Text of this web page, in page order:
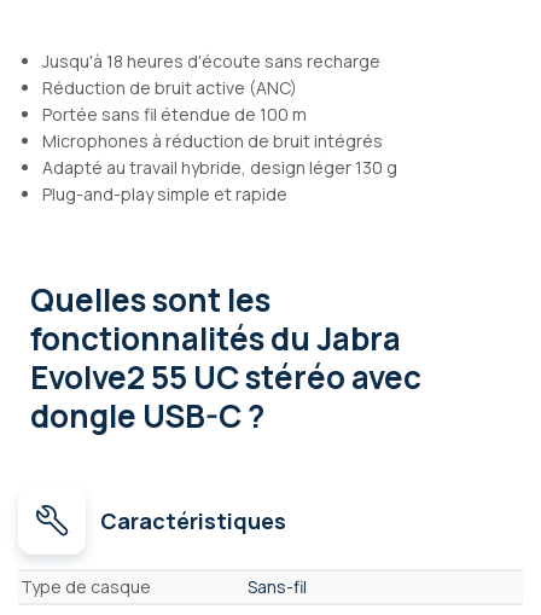
Jusqu'à 18 heures d'écoute sans recharge
Réduction de bruit active (ANC)
Portée sans fil étendue de 100 m
Microphones à réduction de bruit intégrés
Adapté au travail hybride, design léger 130 g
Plug-and-play simple et rapide
Quelles sont les
fonctionnalitésdu Jabra
Evolve2 55 UC stéréo avec
dongle USB-C ?
Caractéristiques
Caractéristiques
Type de casque
Sans-fil